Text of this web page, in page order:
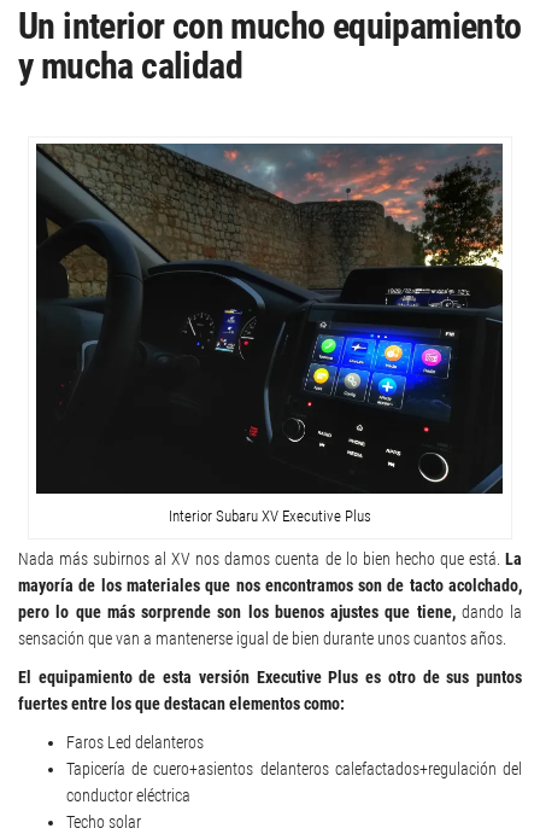
Un interior con mucho equipamiento
y mucha calidad
Interior Subaru XV Executive Plus
Nada más subirnos al XV nos damos cuenta de lo bien hecho que está. La
mayoría de los materiales que nos encontramos son de tacto acolchado,
pero lo que más sorprende son los buenos ajustes que tiene,dando la
sensación que van a mantenerse igual de bien durante unos cuantos años.
El equipamiento de esta versión Executive Plus es otro de sus puntos
fuertes entre los que destacan elementos como:
Faros Led delanteros
Tapicería de cuero+asientos delanteros calefactados+regulación del
conductor eléctrica
Techo solar